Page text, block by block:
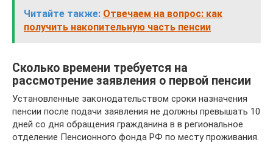
Читайте также: Отвечаем на вопрос: как
получить накопительную часть пенсии
Сколько времени требуется на
рассмотрение заявления о первой пенсии
Установленные законодательством сроки назначения
пенсии после подачи заявления не должны превышать 10
дней со дня обращения гражданина в в региональное
отделение Пенсионного фонда РФ по месту проживания.